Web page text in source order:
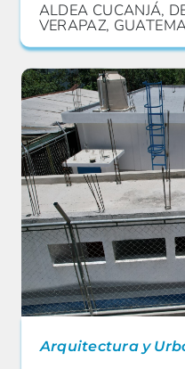
ALDEA CUCANJÁ,
VERAPAZ,
Arquitectura y